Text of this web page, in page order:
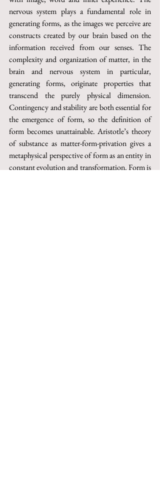
nervous system plays a fundamental role in
generating forms, as the images we perceive are
constructs created by our brain based on the
information received from our senses. The
complexity and organization of matter, in the
brain and nervous system in particular,
generating forms, originate properties that
transcend the purely physical dimension.
Contingency and stability are both essential for
the emergence of form, so the definition of
form becomes unattainable. Aristotle’s theory
of substance as matter-form-privation gives a
metaphysical perspective of form as an entity in
constant evolution and transformation. Form is